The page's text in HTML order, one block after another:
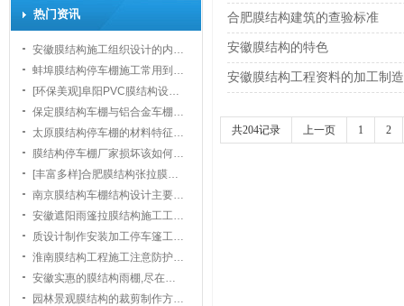
热门资讯
安徽膜结构施工组织设计的内…
蚌埠膜结构停车棚施工常用到…
[环保美观]阜阳PVC膜结构设…
保定膜结构车棚与铝合金车棚…
太原膜结构停车棚的材料特征…
膜结构停车棚厂家损坏该如何…
[丰富多样]合肥膜结构张拉膜…
南京膜结构车棚结构设计主要…
安徽遮阳雨篷拉膜结构施工工…
质设计制作安装加工停车篷工…
淮南膜结构工程施工注意防护…
安徽实惠的膜结构雨棚,尽在…
园林景观膜结构的裁剪制作方…
合肥膜结构建筑的查验标准
安徽膜结构的特色
安徽膜结构工程资料的加工制
共204记录 上一页 1 2